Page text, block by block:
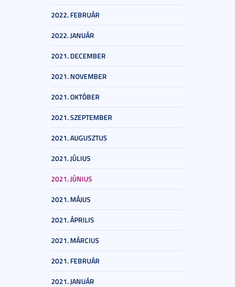
2022. FEBRUÁR
2022. JANUÁR
2021. DECEMBER
2021. NOVEMBER
2021. OKTÓBER
2021. SZEPTEMBER
2021. AUGUSZTUS
2021. JÚLIUS
2021. JÚNIUS
2021. MÁJUS
2021. ÁPRILIS
2021. MÁRCIUS
2021. FEBRUÁR
2021. JANUÁR